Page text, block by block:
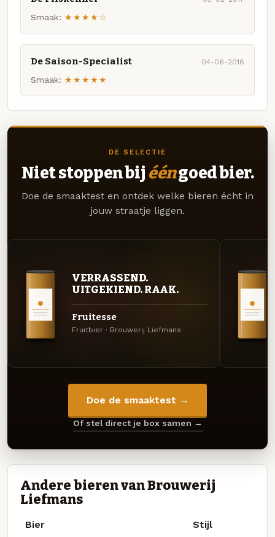
Smaak: ★★★★☆
De Saison-Specialist 04-06-2018
Smaak: ★★★★★
DE SELECTIE
Niet stoppen bij ééngoed bier.
Doe de smaaktest en ontdek welke bieren écht in
jouw straatje liggen.
VERRASSEND.
UITGEKIEND. RAAK.
Fruitesse
Fruitbier · Brouwerij Liefmans
Doe de smaaktest →
Of stel direct je box samen →
Andere bieren van Brouwerij
Liefmans
Bier Stijl